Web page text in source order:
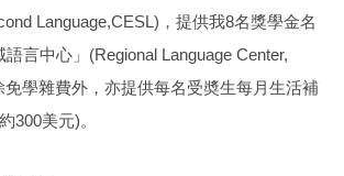
Language,CESL)，提供我8名獎學金名
言中心」(Regional Language Center,
免學雜費外，亦提供每名受奬生每月生活補
300美元)。